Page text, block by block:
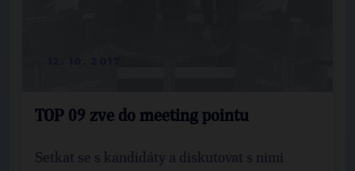
TOP 09 zve do meeting pointu
Setkat se s kandidáty a diskutovat s nimi